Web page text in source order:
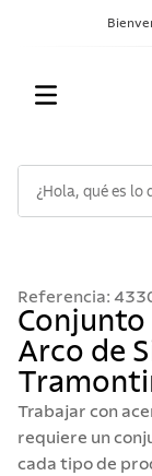
Referencia:
Conjunto
Arco de
Trabajar con
requiere un
cada tipo de
2.
sarten
3.
cubiertos
4 .
ollas
acero
6.
442